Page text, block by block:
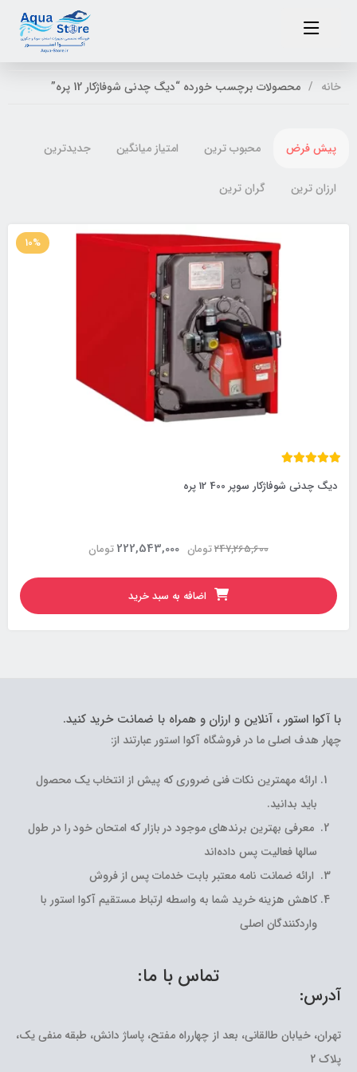
خانه محصولات برچسب خورده “دیگ چدنی شوفاژکار 12 پره”
پیش فرض محبوب ترین امتیاز میانگین جدیدترین
ارزان ترین گران ترین
10%
دیگ چدنی شوفاژکار سوپر 400 12 پره
تومان247,265,600 تومان222,543,000
اضافه به سبد خرید
با آکوا استور ، آنلاین و ارزان و همراه با ضمانت خرید کنید.
چهار هدف اصلی ما در فروشگاه آکوا استور عبارتند از:
ارائه مهمترین نکات فنی ضروری که پیش از انتخاب یک محصول
باید بدانید.
معرفی بهترین برندهای موجود در بازار که امتحان خود را در طول
سالها فعالیت پس داده‌اند
ارائه ضمانت نامه معتبر بابت خدمات پس از فروش
کاهش هزینه خرید شما به واسطه ارتباط مستقیم آکوا استور با
واردکنندگان اصلی
تماس با ما:
آدرس:
تهران، خیابان طالقانی، بعد از چهارراه مفتح، پاساژ دانش، طبقه منفی یک،
پلاک 2